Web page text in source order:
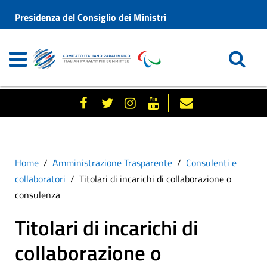
Presidenza del Consiglio dei Ministri
Home Amministrazione Trasparente
Consulenti e
collaboratori
Titolari di incarichi di collaborazione o
consulenza
Titolari di incarichi di
collaborazione o